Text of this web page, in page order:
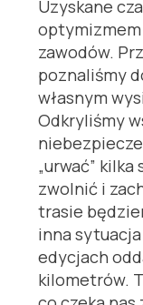
Uzyskane
zawodów.
poznaliśmy
własnym
Odkryliśmy
„urwać”
zwolnić i
trasie
inna
edycjach
kilometrów.